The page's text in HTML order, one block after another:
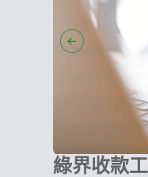
綠界收款